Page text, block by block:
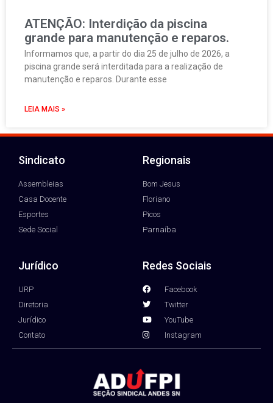
ATENÇÃO: Interdição da piscina
grande para manutenção e reparos.
Informamos que, a partir do dia 25 de julho de 2026, a
piscina grande será interditada para a realização de
manutenção e reparos. Durante esse
LEIA MAIS »
Sindicato
Assembleias
Casa Docente
Esportes
Sede Social
Regionais
Bom Jesus
Floriano
Picos
Parnaíba
Jurídico
URP
Diretoria
Jurídico
Contato
Redes Sociais
Facebook
Twitter
YouTube
Instagram